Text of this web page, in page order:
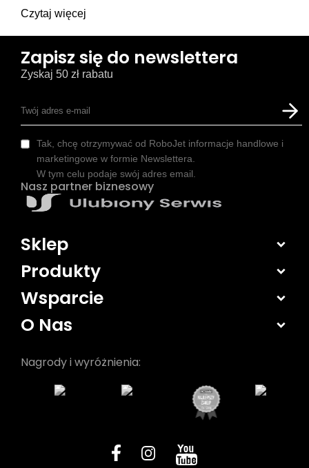
Czytaj więcej
Sklep
Produkty
Wsparcie
O Nas
Zapisz się do newslettera
Zyskaj 50 zł rabatu
Tak, chcę otrzymywać od RoboJet informacje handlowe i
marketingowe w formie Newslettera.
W tym celu podaje swój adres email.
Nasz partner biznesowy
Nagrody i wyróżnienia: